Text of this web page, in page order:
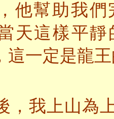
他幫助我
天這樣平
這一定是龍
，我上山為